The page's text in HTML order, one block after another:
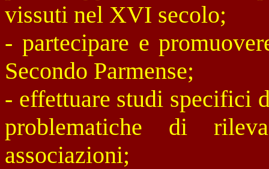
vissuti nel XVI secolo;
- partecipare e
Secondo Parmense;
- effettuare studi specifici
problematiche di
associazioni;